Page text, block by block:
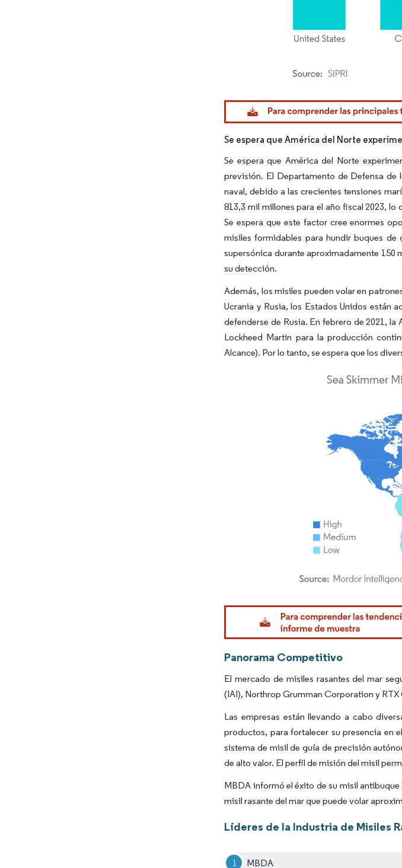
Imagen © Mordor Intelligence. El uso requiere atribución
Se espera que América del Norte
Se espera que América del Norte
previsión. El Departamento de Defensa
naval, debido a las crecientes tensiones
813,3 mil millones para el año fiscal 2023,
Se espera que este factor cree enormes
misiles formidables para hundir buques de
supersónica durante aproximadamente 150
su detección.
Además, los misiles pueden volar en
Ucrania y Rusia, los Estados Unidos están
defenderse de Rusia. En febrero de 2021,
Lockheed Martin para la producción
Alcance). Por lo tanto, se espera que los
Imagen © Mordor Intelligence. El uso requiere atribución
Panorama Competitivo
El mercado de misiles rasantes del mar
(IAI), Northrop Grumman Corporation y
Las empresas están llevando a cabo
productos, para fortalecer su presencia en
sistema de misil de guía de precisión
de alto valor. El perfil de misión del misil
MBDA informó el éxito de su misil antibuque
misil rasante del mar que puede volar
Líderes de la Industria de Misiles
MBDA